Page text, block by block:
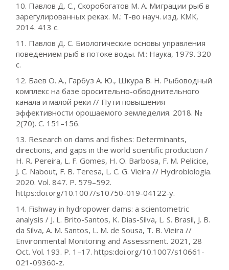
10. Павлов Д. С., Скоробогатов М. А. Миграции рыб в
зарегулированных реках. М.: Т-во науч. изд. КМК,
2014. 413 с.
11. Павлов Д. С. Биологические основы управления
поведением рыб в потоке воды. М.: Наука, 1979. 320
с.
12. Баев О. А., Гарбуз А. Ю., Шкура В. Н. Рыбоводный
комплекс на базе оросительно-обводнительного
канала и малой реки // Пути повышения
эффективности орошаемого земледелия. 2018. №
2(70). С. 151–156.
13. Research on dams and fishes: Determinants,
directions, and gaps in the world scientific production /
H. R. Pereira, L. F. Gomes, H. O. Barbosa, F. M. Pelicice,
J. C. Nabout, F. B. Teresa, L. C. G. Vieira // Hydrobiologia.
2020. Vol. 847. P. 579–592.
https:doi.org/10.1007/s10750-019-04122-y.
14. Fishway in hydropower dams: a scientometric
analysis / J. L. Brito-Santos, K. Dias-Silva, L. S. Brasil, J. B.
da Silva, A. M. Santos, L. M. de Sousa, T. B. Vieira //
Environmental Monitoring and Assessment. 2021, 28
Oct. Vol. 193. P. 1–17. https:doi.org/10.1007/s10661-
021-09360-z.